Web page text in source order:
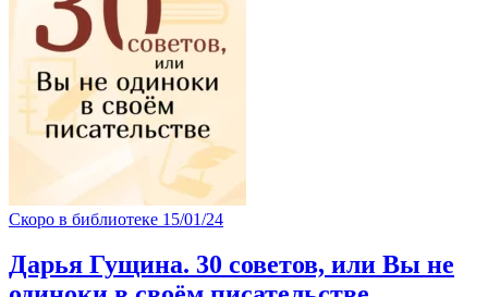
Скоро в библиотеке 15/01/24
Дарья Гущина. 30 советов, или Вы не